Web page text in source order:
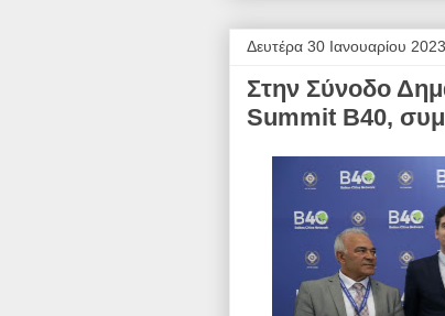
Δευτέρα 30 Ιανουαρίου 2023
Στην Σύνοδο
Summit Β40,